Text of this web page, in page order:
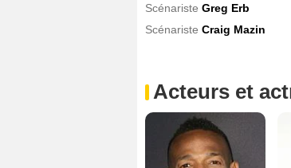
Scénariste Greg Erb
Scénariste Craig Mazin
Acteurs et